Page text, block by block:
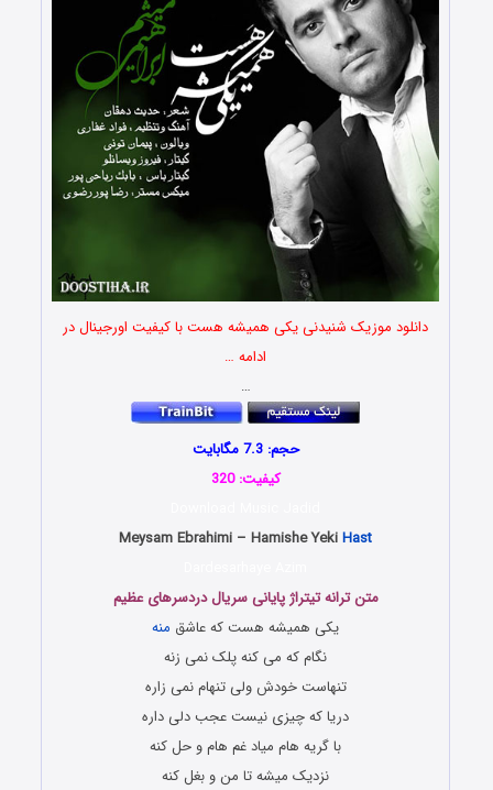
دانلود موزیک شنیدنی یکی همیشه هست با کیفیت اورجینال در
ادامه …
…
حجم: 7.3 مگابایت
کیفیت: 320
Meysam Ebrahimi – Hamishe YekiHast
متن ترانه تیتراژ پایانی سریال دردسرهای عظیم
یکی همیشه هست که عاشق منه
نگام که می کنه پلک نمی زنه
تنهاست خودش ولی تنهام نمی زاره
دریا که چیزی نیست عجب دلی داره
با گریه هام میاد غم هام و حل کنه
نزدیک میشه تا من و بغل کنه